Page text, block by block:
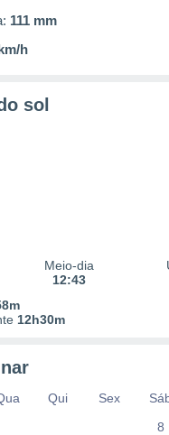
111 mm
h
sol
Meio-dia
12:43
12h30m
Qui Sex
8